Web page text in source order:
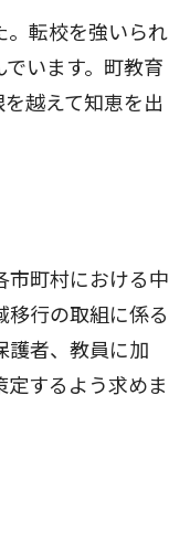
転校を強いられ
います。町教育
越えて知恵を出
市町村における中
移行の取組に係る
護者、教員に加
するよう求めま